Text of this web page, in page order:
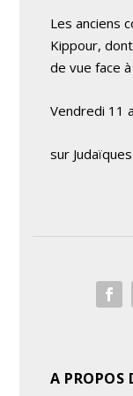
Les anciens
Kippour,
de vue face
Vendredi 11
sur
A PROPOS